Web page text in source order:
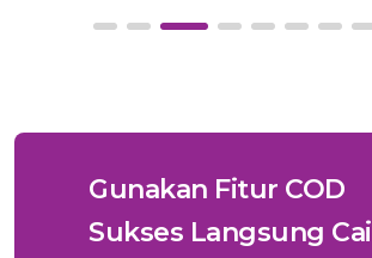
Gunakan Fitur COD
Sukses Langsung